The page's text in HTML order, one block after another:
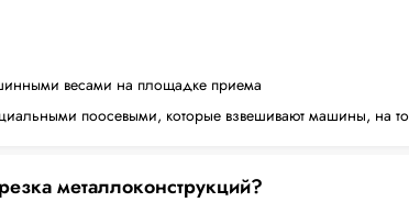
весами на площадке приема
поосевыми, которые взвешивают машины, на
металлоконструкций?